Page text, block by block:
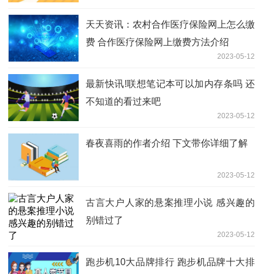
天天资讯：农村合作医疗保险网上怎么缴
费 合作医疗保险网上缴费方法介绍
2023-05-12
最新快讯!联想笔记本可以加内存条吗 还
不知道的看过来吧
2023-05-12
春夜喜雨的作者介绍 下文带你详细了解
2023-05-12
古言大户人家的悬案推理小说 感兴趣的
别错过了
2023-05-12
跑步机10大品牌排行 跑步机品牌十大排